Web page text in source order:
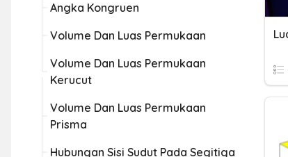
Angka Kongruen
Volume Dan Luas Permukaan
Volume Dan Luas Permukaan
Kerucut
Volume Dan Luas Permukaan
Prisma
Hubungan Sisi Sudut Pada Segitiga